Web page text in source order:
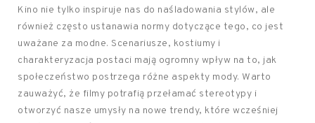
Kino nie tylko inspiruje nas do naśladowania stylów, ale
również często ustanawia normy dotyczące tego, co jest
uważane za modne. Scenariusze, kostiumy i
charakteryzacja postaci mają ogromny wpływ na to, jak
społeczeństwo postrzega różne aspekty mody. Warto
zauważyć, że filmy potrafią przełamać stereotypy i
otworzyć nasze umysły na nowe trendy, które wcześniej